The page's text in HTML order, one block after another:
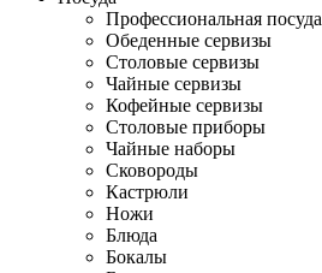
Профессиональная посуда
Обеденные сервизы
Столовые сервизы
Чайные сервизы
Кофейные сервизы
Столовые приборы
Чайные наборы
Сковороды
Кастрюли
Ножи
Блюда
Бокалы